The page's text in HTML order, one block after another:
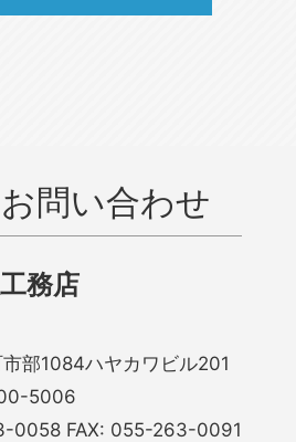
問い合わせ
務店
部1084ハヤカワビル201
5006
0058 FAX: 055-263-0091